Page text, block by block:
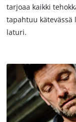
tarjoaa kaikki
tapahtuu kätevässä
laturi.